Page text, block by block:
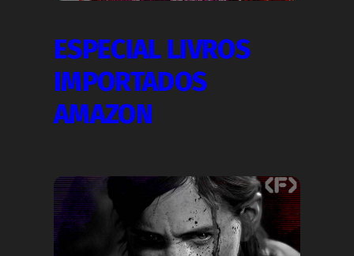
ESPECIAL LIVROS
IMPORTADOS
AMAZON